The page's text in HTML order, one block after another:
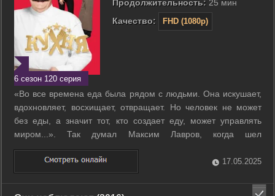
6 сезон 120 серия
Продолжительность: 25 мин
Качество:
FHD (1080p)
«Во все времена еда была рядом с людьми. Она искушает,
вдохновляет, восхищает, отвращает. Но человек не может
без еды, а значит тот, кто создает еду, может управлять
миром...». Так думал Максим Лавров, когда шел
осуществлять свою мечту – устраиваться поваром в один из
самых дорогих ресторанов столицы. Мечта сбылась, вот
только на деле все вышло не ...
17.05.2025